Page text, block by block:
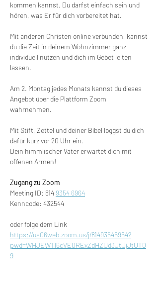
kommen kannst. Du darfst einfach sein und
hören, was Er für dich vorbereitet hat.
Mit anderen Christen online verbunden, kannst
du die Zeit in deinem Wohnzimmer ganz
individuell nutzen und dich im Gebet leiten
lassen.
Am 2. Montag jedes Monats kannst du dieses
Angebot über die Plattform Zoom
wahrnehmen.
Mit Stift, Zettel und deiner Bibel loggst du dich
dafür kurz vor 20 Uhr ein.
Dein himmlischer Vater erwartet dich mit
offenen Armen!
Zugang zu Zoom
Meeting ID: 814 9354 6964
Kenncode: 432544
oder folge dem Link
https://us06web.zoom.us/j/81493546964?
pwd=WHJEWTl6cVE0RExZdHZUd3JtUjJtUT0
9